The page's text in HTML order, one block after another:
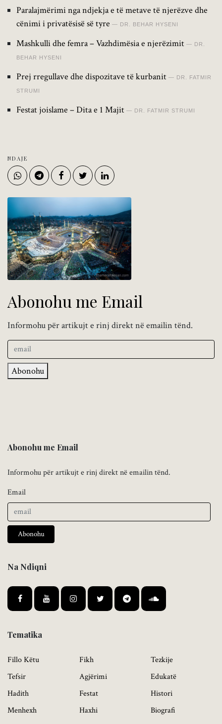
Paralajmërimi nga ndjekja e të metave të njerëzve dhe
cënimi i privatësisë së tyre
DR. BEHAR HYSENI
Mashkulli dhe femra – Vazhdimësia e njerëzimit DR.
BEHAR HYSENI
Prej rregullave dhe dispozitave të kurbanit DR. FATMIR
STRUMI
Festat joislame – Dita e 1 Majit DR. FATMIR STRUMI
NDAJE
Abonohu me Email
Informohu për artikujt e rinj direkt në emailin tënd.
Abonohu
Abonohu me Email
Informohu për artikujt e rinj direkt në emailin tënd.
Email
Abonohu
Na Ndiqni
Tematika
Fillo Këtu
Tefsir
Hadith
Menhexh
Fikh
Agjërimi
Festat
Haxhi
Tezkije
Edukatë
Histori
Biografi